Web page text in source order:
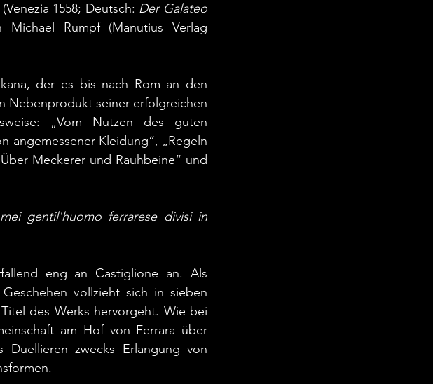
1558; Deutsch: Der Galateo
Rumpf (Manutius Verlag
der es bis nach Rom an den
Nebenprodukt seiner erfolgreichen
„Vom Nutzen des guten
angemessener Kleidung“, „Regeln
Meckerer und Rauhbeine“ und
gentil'huomo ferrarese divisi in
eng an Castiglione an. Als
vollzieht sich in sieben
des Werks hervorgeht. Wie bei
am Hof von Ferrara über
zwecks Erlangung von